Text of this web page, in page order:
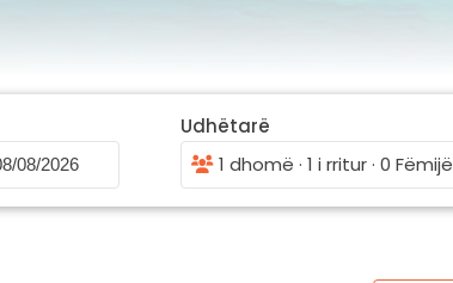
Udhëtarë
1 dhomë · 1 i rritur · 0 Fëmijë